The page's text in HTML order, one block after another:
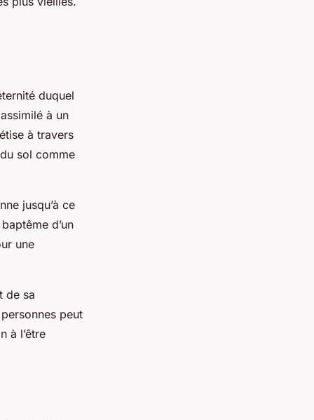
duquel
à un
à travers
sol comme
jusqu’à ce
d’un
une
de sa
peut
à l’être